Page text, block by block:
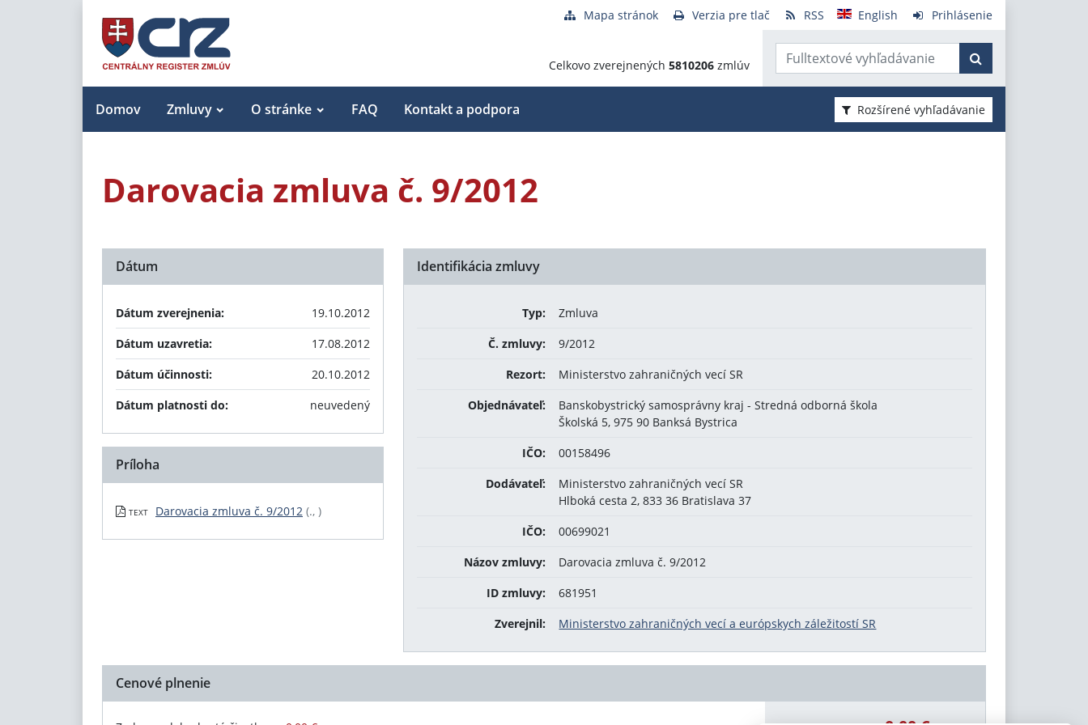
Mapa stránok Verzia pre tlač RSS English Prihlásenie
Celkovo zverejnených 5810206 zmlúv
Domov Zmluvy O stránke FAQ Kontakt a podpora Rozšírené vyhľadávanie
Darovacia zmluva č. 9/2012
Identifikácia zmluvy
Typ:
Zmluva
Č. zmluvy:
9/2012
Rezort:
Ministerstvo zahraničných vecí SR
Objednávateľ:
Banskobystrický samosprávny kraj - Stredná odborná škola
Školská 5, 975 90 Banksá Bystrica
IČO:
00158496
Dodávateľ:
Ministerstvo zahraničných vecí SR
Hlboká cesta 2, 833 36 Bratislava 37
IČO:
00699021
Názov zmluvy:
Darovacia zmluva č. 9/2012
ID zmluvy:
681951
Zverejnil:
Ministerstvo zahraničných vecí a európskych záležitostí SR
Dátum
Dátum zverejnenia:
19.10.2012
Dátum uzavretia:
17.08.2012
Dátum účinnosti:
20.10.2012
Dátum platnosti do:
neuvedený
Príloha
TEXT Darovacia zmluva č. 9/2012 (., )
Cenové plnenie